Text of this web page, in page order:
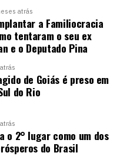
atrás
a Familiocracia
tentaram o seu ex
e o Deputado Pina
de Goiás é preso em
do Rio
o 2° lugar como um dos
do Brasil